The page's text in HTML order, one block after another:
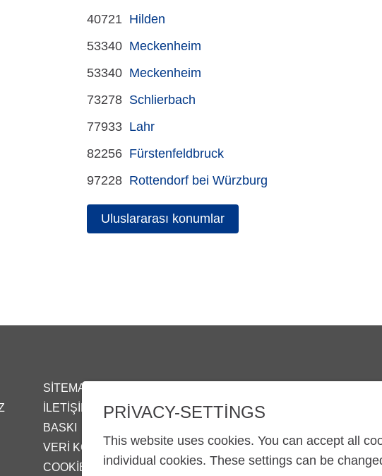
40721 Hilden
53340 Meckenheim
53340 Meckenheim
73278 Schlierbach
77933 Lahr
82256 Fürstenfeldbruck
97228 Rottendorf bei Würzburg
Uluslararası konumlar
SITEMAP
İLETIŞIM
BASKI
VERI KORUMA BEYANI
COOKIE-SETTINGS
PRIVACY-SETTINGS
This website uses cookies. You can accept all
individual cookies. These settings can be